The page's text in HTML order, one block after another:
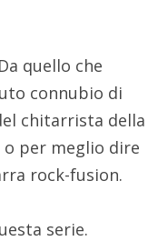
quello che
connubio di
chitarrista della
per meglio dire
rock-fusion.
serie.